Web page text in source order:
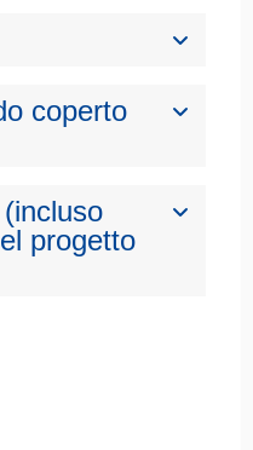
coperto
progetto